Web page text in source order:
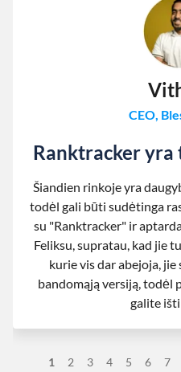
1 2 3 4 5 6 7
CEO,
Ranktracker
Šiandien rinkoje yra
todėl gali būti sudėtinga
su "Ranktracker" ir
Feliksu, supratau, kad jie
kurie vis dar abejoja,
bandomąją versiją, todėl
galite